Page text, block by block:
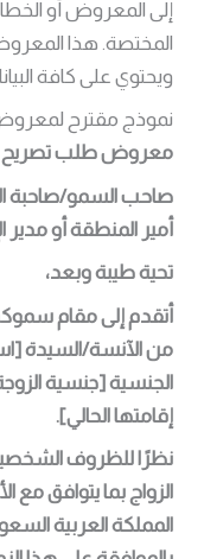
إلى المعروض أو
المختصة. هذا
ويحتوي على كافة
نموذج مقترح
معروض طلب تصريح
صاحب السمو/صاحبة
أمير المنطقة أو مدير
تحية طيبة وبعد،
أتقدم إلى مقام
من الآنسة/السيدة
الجنسية [جنسية
إقامتها الحالي].
نظرًا للظروف
الزواج بما يتوافق مع
المملكة العربية